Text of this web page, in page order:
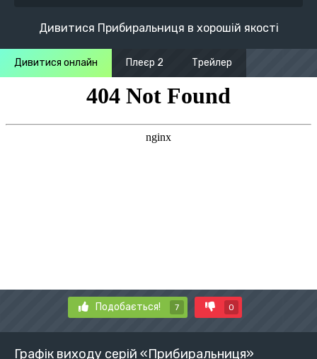
Дивитися Прибиральниця в хорошій якості
Дивитися онлайн Плеєр 2 Трейлер
Подобається! 7 0
Графік виходу серій «Прибиральниця»